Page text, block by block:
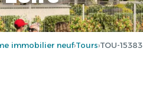
immobilier neuf›Tours›TOU-15383